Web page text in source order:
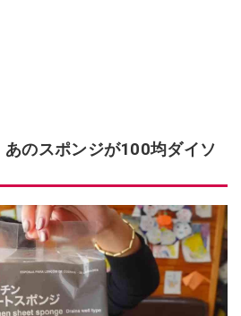
のスポンジが100均ダイソ